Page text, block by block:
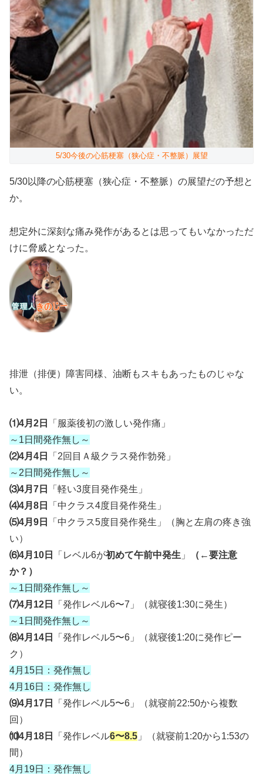
5/30今後の心筋梗塞（狭心症・不整脈）展望
5/30以降の心筋梗塞（狭心症・不整脈）の展望だの予想と
か。
想定外に深刻な痛み発作があるとは思ってもいなかっただ
けに脅威となった。
排泄（排便）障害同様、油断もスキもあったものじゃな
い。
⑴4月2日
「服薬後初の激しい発作痛」
～1日間発作無し～
⑵4月4日
「2回目Ａ級クラス発作勃発」
～2日間発作無し～
⑶4月7日
「軽い3度目発作発生」
⑷4月8日
「中クラス4度目発作発生」
⑸4月9日
「中クラス5度目発作発生」（胸と左肩の疼き強
い）
⑹4月10日
「レベル6が初めて午前中発生 」
（←要注意
か？）
～1日間発作無し～
⑺4月12日
「発作レベル6〜7」（就寝後1:30に発生）
～1日間発作無し～
⑻4月14日
「発作レベル5〜6」（就寝後1:20に発作ピー
ク）
4月15日：発作無し
4月16日：発作無し
⑼4月17日
「発作レベル5〜6」（就寝前22:50から複数
回）
⑽4月18日
「発作レベル6〜8.5 」（就寝前1:20から1:53の
間）
4月19日：発作無し